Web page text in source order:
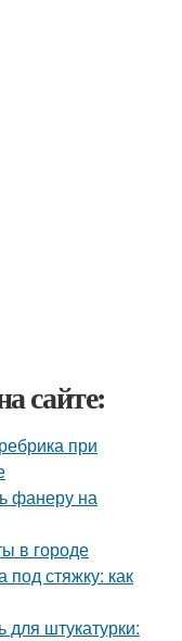
сайте:
при
фанеру на
в городе
под стяжку: как
для штукатурки: